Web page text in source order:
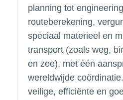
planning tot
routeberekening,
speciaal materieel en
transport (zoals weg,
en zee), met één
wereldwijde
veilige, efficiënte en